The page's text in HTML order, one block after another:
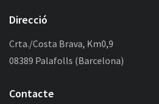
Direcció
Crta./Costa Brava, Km0,9
08389 Palafolls (Barcelona)
Contacte